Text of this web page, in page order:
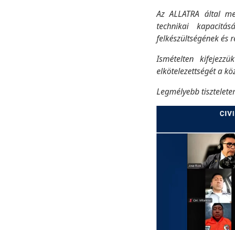
Az ALLATRA által
technikai
felkészültségének és
Ismételten
elkötelezettségét a
Legmélyebb